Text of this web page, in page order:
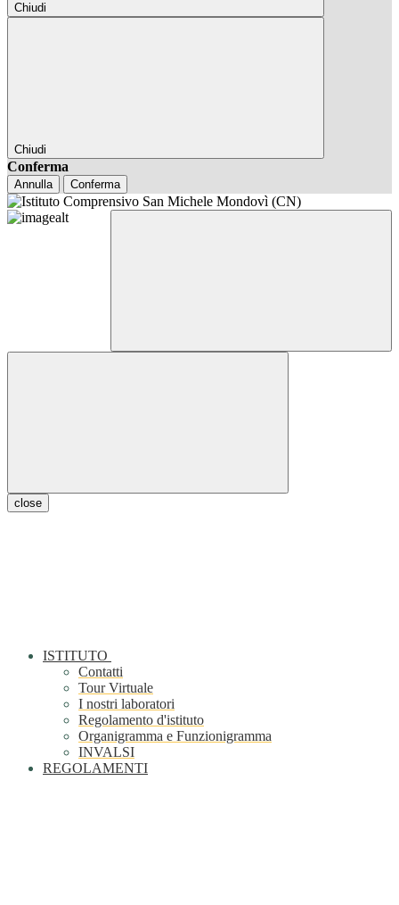
Chiudi
Chiudi
Conferma
Annulla Conferma
close
ISTITUTO
Contatti
Tour Virtuale
I nostri laboratori
Regolamento d'istituto
Organigramma e Funzionigramma
INVALSI
REGOLAMENTI